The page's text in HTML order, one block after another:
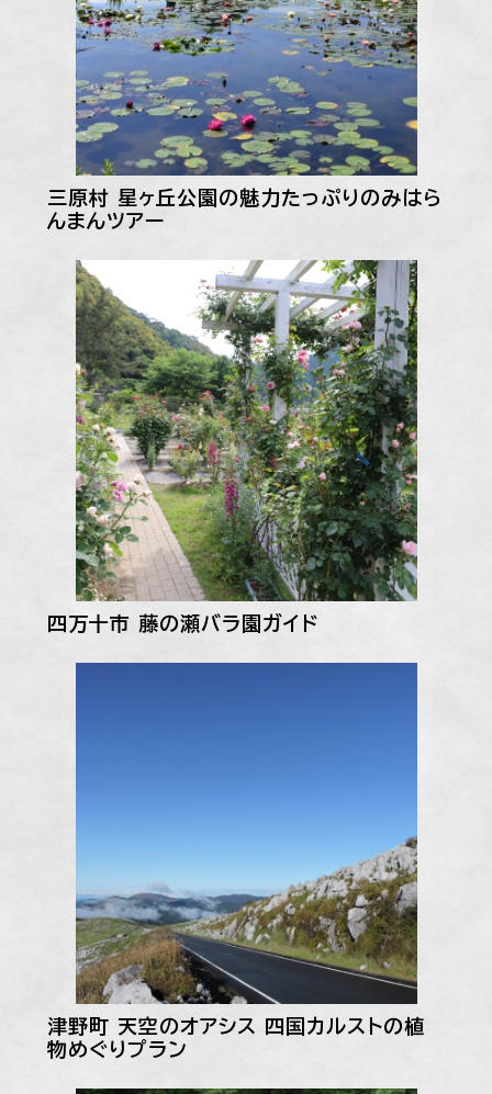
三原村 星ヶ丘公園の魅力たっぷりのみはら
んまんツアー
四万十市 藤の瀬バラ園ガイド
津野町 天空のオアシス 四国カルストの植
物めぐりプラン